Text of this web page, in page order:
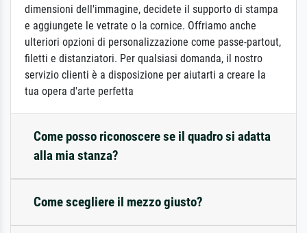
dimensioni dell'immagine, decidete il supporto di stampa
e aggiungete le vetrate o la cornice. Offriamo anche
ulteriori opzioni di personalizzazione come passe-partout,
filetti e distanziatori. Per qualsiasi domanda, il nostro
servizio clienti è a disposizione per aiutarti a creare la
tua opera d'arte perfetta
Come posso riconoscere se il quadro si adatta
alla mia stanza?
Come scegliere il mezzo giusto?